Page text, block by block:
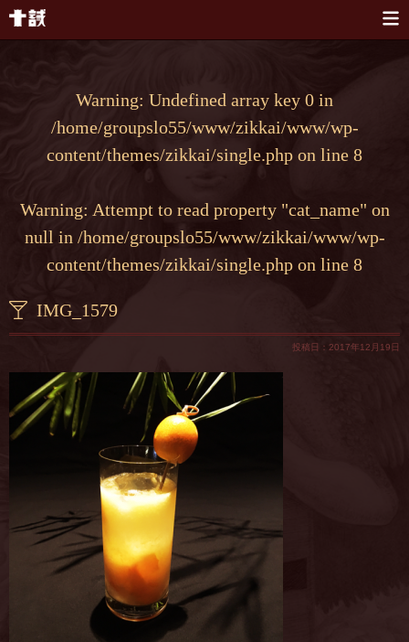
Warning: Undefined array key 0 in
/home/groupslo55/www/zikkai/www/wp-
content/themes/zikkai/single.php on line 8
Warning: Attempt to read property "cat_name" on
null in /home/groupslo55/www/zikkai/www/wp-
content/themes/zikkai/single.php on line 8
IMG_1579
投稿日：2017年12月19日